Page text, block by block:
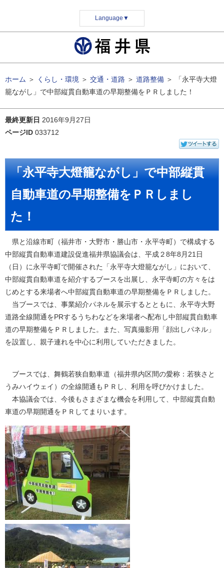
Language ▼
ホーム ＞ くらし・環境 ＞ 交通・道路 ＞ 道路整備 ＞
「永平寺大燈
籠ながし」で中部縦貫自動車道の早期整備をＰＲしました！
最終更新日 2016年9月27日
ページID 033712
「永平寺大燈籠ながし」で中部縦貫
自動車道の早期整備をＰＲしまし
た！
県と沿線市町（福井市・大野市・勝山市・永平寺町）で構成する
中部縦貫自動車道建設促進福井県協議会は、平成２8年8月21日
（日）に永平寺町で開催された「永平寺大燈籠ながし」において、
中部縦貫自動車道を紹介するブースを出展し、永平寺町の方々をは
じめとする来場者へ中部縦貫自動車道の早期整備をＰＲしました。
当ブースでは、事業紹介パネルを展示するとともに、永平寺大野
道路全線開通をPRするうちわなどを来場者へ配布し中部縦貫自動車
道の早期整備をＰＲしました。また、写真撮影用「顔出しパネル」
を設置し、親子連れを中心に利用していただきました。
ブースでは、舞鶴若狭自動車道（福井県内区間の愛称：若狭さと
うみハイウェイ）の全線開通もＰＲし、利用を呼びかけました。
本協議会では、今後もさまざまな機会を利用して、中部縦貫自動
車道の早期開通をＰＲしてまりいます。